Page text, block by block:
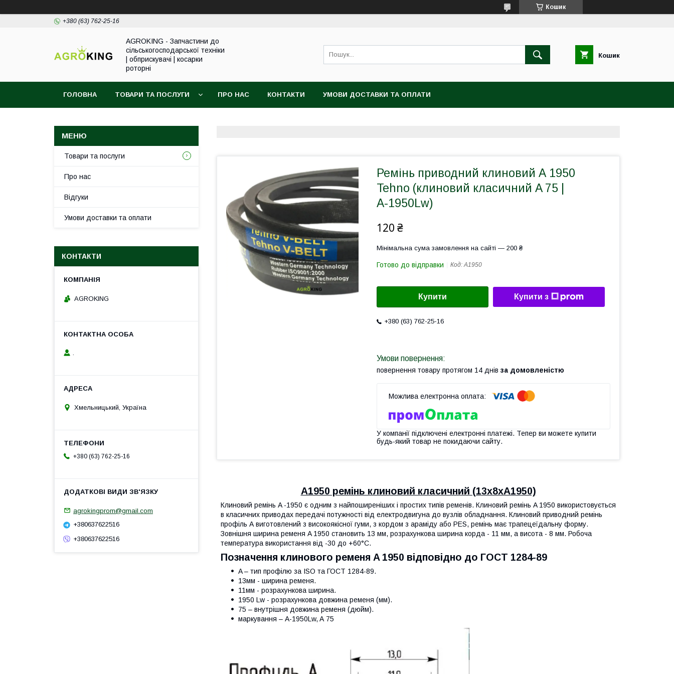
Кошик
+380 (63) 762-25-16
AGROKING - Запчастини до
сільськогосподарської техніки
| обприскувачі | косарки
роторні
Кошик
ГОЛОВНА ТОВАРИ ТА ПОСЛУГИ ПРО НАС КОНТАКТИ УМОВИ ДОСТАВКИ ТА ОПЛАТИ
Ремінь приводний клиновий А 1950
Tehno (клиновий класичний A 75 |
А-1950Lw)
120 ₴
Мінімальна сума замовлення на сайті — 200 ₴
Готово до відправки Код:А1950
Купити Купити з
+380 (63) 762-25-16
повернення товару протягом 14 днів за домовленістю
У компанії підключені електронні платежі. Тепер ви можете купити
будь-який товар не покидаючи сайту.
А1950 ремінь клиновий класичний (13х8хА1950)
Клиновий ремінь A -1950 є одним з найпоширеніших і простих типів ременів. Клиновий ремінь A 1950 використовується
в класичних приводах передачі потужності від електродвигуна до вузлів обладнання. Клиновий приводний ремінь
профіль А виготовлений з високоякісної гуми, з кордом з араміду або PES, ремінь має трапецеїдальну форму.
Зовнішня ширина ременя A 1950 становить 13 мм, розрахункова ширина корда - 11 мм, а висота - 8 мм. Робоча
температура використання від -30 до +60°C.
Позначення клинового ременя A 1950 відповідно до ГОСТ 1284-89
A – тип профілю за ISO та ГОСТ 1284-89.
13мм - ширина ременя.
11мм - розрахункова ширина.
1950 Lw - розрахункова довжина ременя (мм).
75 – внутрішня довжина ременя (дюйм).
маркування – A-1950Lw, A 75
Товари та послуги
Про нас
Відгуки
Умови доставки та оплати
КОНТАКТИ
AGROKING
.
Хмельницький, Україна
+380 (63) 762-25-16
agrokingprom@gmail.com
+380637622516
+380637622516